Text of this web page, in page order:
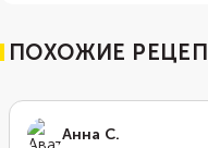
ПОХОЖИЕ
Анна С.